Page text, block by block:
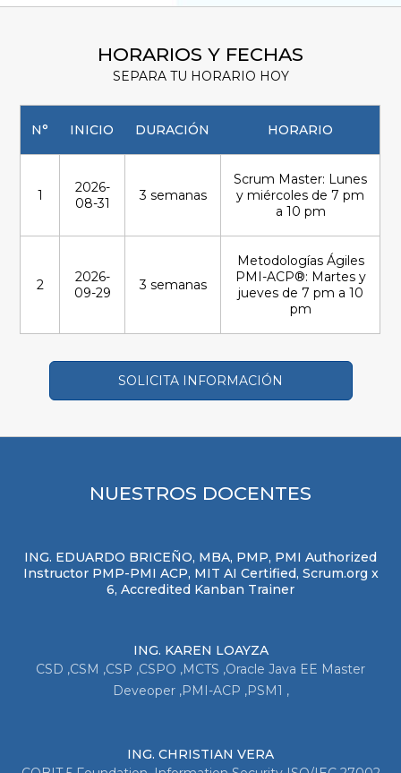
HORARIOS Y FECHAS
SEPARA TU HORARIO HOY
N° INICIO DURACIÓN HORARIO
1
2026-
08-31
3 semanas
Scrum Master: Lunes
y miércoles de 7 pm
a 10 pm
2
2026-
09-29
3 semanas
Metodologías Ágiles
PMI-ACP®: Martes y
jueves de 7 pm a 10
pm
SOLICITA INFORMACIÓN
NUESTROS DOCENTES
ING. EDUARDO BRICEÑO, MBA, PMP, PMI Authorized
Instructor PMP-PMI ACP, MIT AI Certified, Scrum.org x
6, Accredited Kanban Trainer
ING. KAREN LOAYZA
CSD ,CSM ,CSP ,CSPO ,MCTS ,Oracle Java EE Master
Deveoper ,PMI-ACP ,PSM1 ,
ING. CHRISTIAN VERA